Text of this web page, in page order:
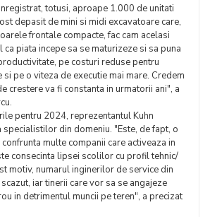
totusi, aproape 1.000 de unitati
depasit de mini si midi excavatoare care,
frontale compacte, fac cam acelasi
ca piata incepe sa se maturizeze si sa puna
pe costuri reduse pentru
pe o viteza de executie mai mare. Credem
crestere va fi constanta in urmatorii ani", a
pentru 2024, reprezentantul Kuhn
din domeniu. "Este, de fapt, o
multe companii care activeaza in
consecinta lipsei scolilor cu profil tehnic/
motiv, numarul inginerilor de service din
iar tinerii care vor sa se angajeze
in detrimentul muncii pe teren", a precizat